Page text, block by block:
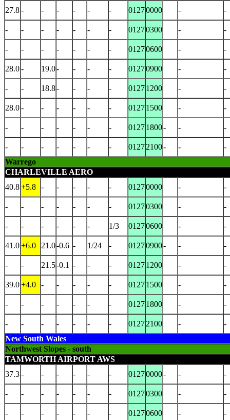
27.8- - - - - - 01270000 - -
- - - - - - - 01270300 - -
- - - - - - - 01270600 - -
28.0- 19.0- - - - 01270900 - -
- - 18.8- - - - 01271200 - -
28.0- - - - - - 01271500 - -
- - - - - - - 01271800- - -
- - - - - - - 01272100- -
-
Warrego
CHARLEVILLE AERO
40.8+5.8 - - - - - 01270000 - -
- - - - - - - 01270300 - -
- - - - - - 1/3 01270600 - -
41.0+6.0 21.0-0.6 - 1/24 - 01270900- - -
- - 21.5-0.1 - - - 01271200 - -
39.0+4.0 - - - - - 01271500 - -
- - - - - - - 01271800 - -
- - - - - - - 01272100 -
-
New South Wales
Northwest Slopes - south
TAMWORTH AIRPORT AWS
37.3- - - - - - 01270000- - -
- - - - - - - 01270300 - -
- - - - - - - 01270600 - -